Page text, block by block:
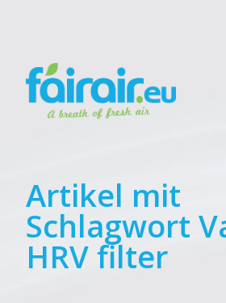
Artikel mit
Schlagwort
HRV filter